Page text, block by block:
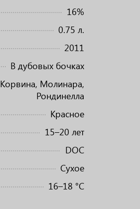
16%
0.75 л.
2011
В дубовых бочках
Корвина, Молинара,
Рондинелла
Красное
15–20 лет
DOC
Сухое
16–18 °C